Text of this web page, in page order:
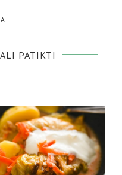
PATIKTI